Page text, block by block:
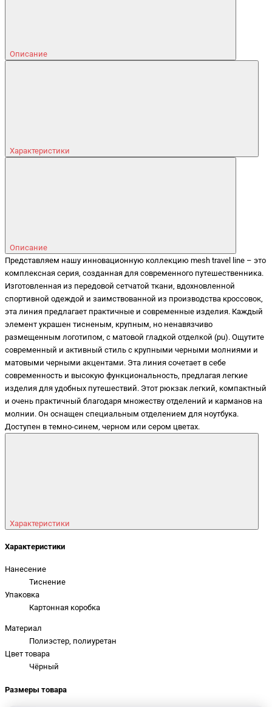
Описание
Характеристики
Описание
Представляем нашу инновационную коллекцию mesh travel line – это
комплексная серия, созданная для современного путешественника.
Изготовленная из передовой сетчатой ткани, вдохновленной
спортивной одеждой и заимствованной из производства кроссовок,
эта линия предлагает практичные и современные изделия. Каждый
элемент украшен тисненым, крупным, но ненавязчиво
размещенным логотипом, с матовой гладкой отделкой (pu). Ощутите
современный и активный стиль с крупными черными молниями и
матовыми черными акцентами. Эта линия сочетает в себе
современность и высокую функциональность, предлагая легкие
изделия для удобных путешествий. Этот рюкзак легкий, компактный
и очень практичный благодаря множеству отделений и карманов на
молнии. Он оснащен специальным отделением для ноутбука.
Доступен в темно-синем, черном или сером цветах.
Характеристики
Характеристики
Нанесение
Тиснение
Упаковка
Картонная коробка
Материал
Полиэстер, полиуретан
Цвет товара
Чёрный
Размеры товара